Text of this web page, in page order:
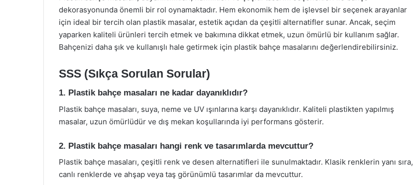
dekorasyonunda önemli bir rol oynamaktadır. Hem ekonomik hem de işlevsel bir seçenek arayanlar
için ideal bir tercih olan plastik masalar, estetik açıdan da çeşitli alternatifler sunar. Ancak, seçim
yaparken kaliteli ürünleri tercih etmek ve bakımına dikkat etmek, uzun ömürlü bir kullanım sağlar.
Bahçenizi daha şık ve kullanışlı hale getirmek için plastik bahçe masalarını değerlendirebilirsiniz.
SSS (Sıkça Sorulan Sorular)
1. Plastik bahçe masaları ne kadar dayanıklıdır?
Plastik bahçe masaları, suya, neme ve UV ışınlarına karşı dayanıklıdır. Kaliteli plastikten yapılmış
masalar, uzun ömürlüdür ve dış mekan koşullarında iyi performans gösterir.
2. Plastik bahçe masaları hangi renk ve tasarımlarda mevcuttur?
Plastik bahçe masaları, çeşitli renk ve desen alternatifleri ile sunulmaktadır. Klasik renklerin yanı sıra,
canlı renklerde ve ahşap veya taş görünümlü tasarımlar da mevcuttur.